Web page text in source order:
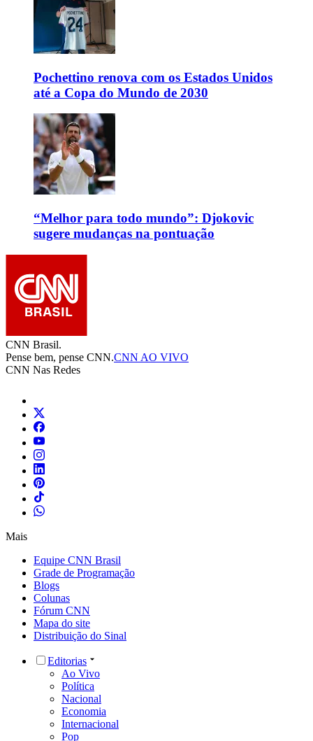
Pochettino renova com os Estados Unidos
até a Copa do Mundo de 2030
“Melhor para todo mundo”: Djokovic
sugere mudanças na pontuação
CNN Brasil.
Pense bem, pense CNN.CNN AO VIVO
CNN Nas Redes
Mais
Equipe CNN Brasil
Grade de Programação
Blogs
Colunas
Fórum CNN
Mapa do site
Distribuição do Sinal
Editorias
Ao Vivo
Política
Nacional
Economia
Internacional
Pop